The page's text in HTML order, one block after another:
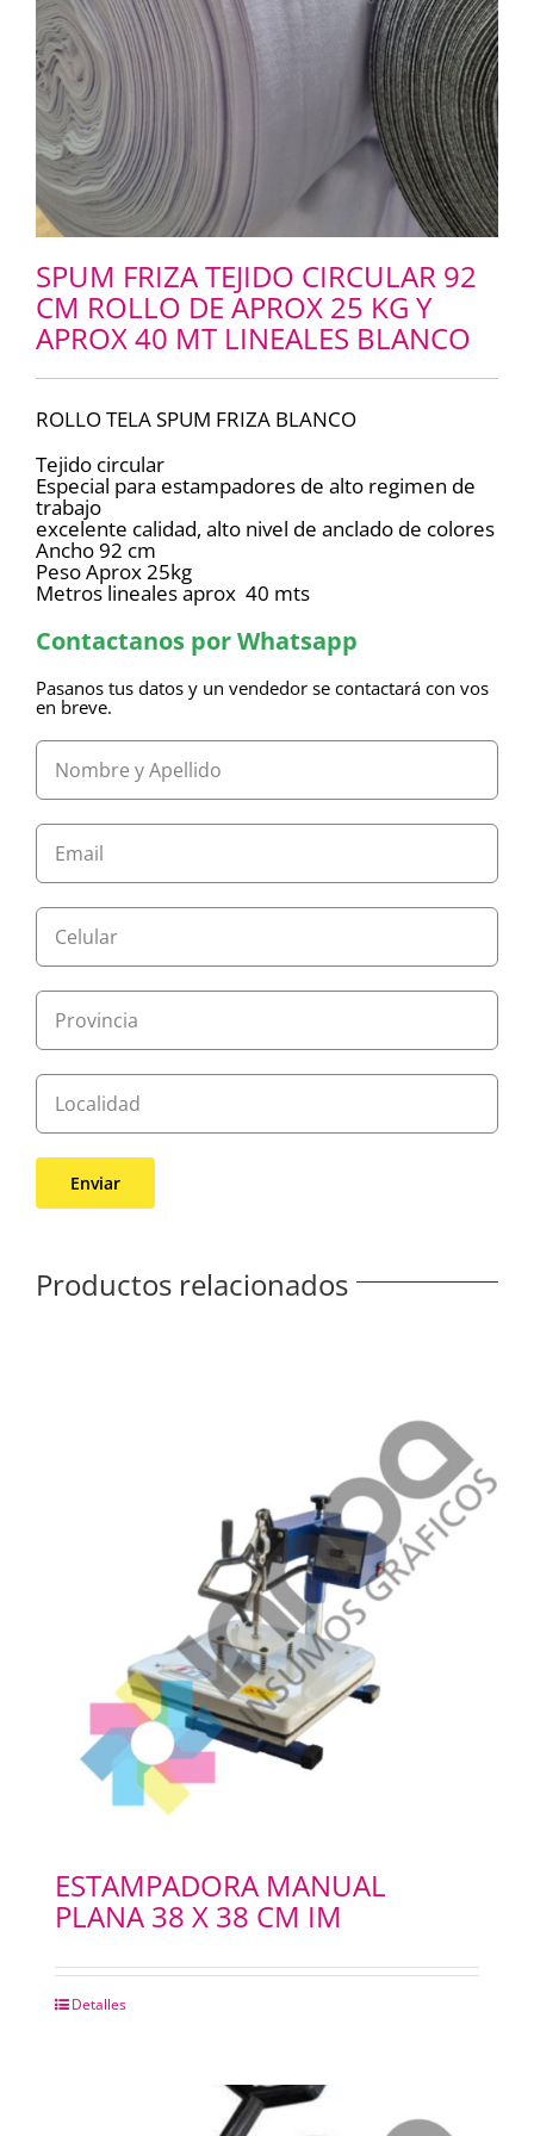
SPUM FRIZA TEJIDO CIRCULAR 92
CM ROLLO DE APROX 25 KG Y
APROX 40 MT LINEALES BLANCO
ROLLO TELA SPUM FRIZA BLANCO
Tejido circular
Especial para estampadores de alto regimen de
trabajo
excelente calidad, alto nivel de anclado de colores
Ancho 92 cm
Peso Aprox 25kg
Metros lineales aprox 40 mts
Contactanos por Whatsapp
Pasanos tus datos y un vendedor se contactará con vos
en breve.
Productos relacionados
ESTAMPADORA MANUAL
PLANA 38 X 38 CM IM
Detalles